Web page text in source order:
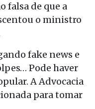
falsa de que a
o ministro
fake news e
Pode haver
A Advocacia
para tomar